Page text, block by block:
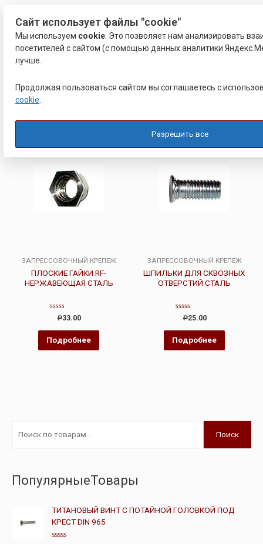
ШПИЛЬКИ ДЛЯ НЕСКВОЗНЫХ
ОТВЕРСТИЙ НЕРЖ
5
Подробнее
ШЕСТИГРАННЫЕ ГАЙКИ RKAX-
НЕРЖАВЕЮЩАЯ СТАЛЬ
5
Подробнее
ЗАПРЕССОВОЧНЫЙ КРЕПЕЖ
ПЛОСКИЕ ГАЙКИ RF-
НЕРЖАВЕЮЩАЯ СТАЛЬ
Оценка
из
5
Р33.00
Подробнее
ЗАПРЕССОВОЧНЫЙ КРЕПЕЖ
ШПИЛЬКИ ДЛЯ СКВОЗНЫХ
ОТВЕРСТИЙ СТАЛЬ
Оценка
из
5
Р25.00
Подробнее
Поиск
ПопулярныеТовары
ТИТАНОВЫЙ ВИНТ С ПОТАЙНОЙ ГОЛОВКОЙ ПОД
КРЕСТ DIN 965
Сайт использует файлы "cookie"
Мы используем cookie . Это позволяет нам анализировать
посетителей с сайтом (с помощью данных аналитики
лучше.
Продолжая пользоваться сайтом вы соглашаетесь с
cookie
Разрешить все